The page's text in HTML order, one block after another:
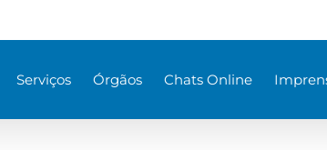
Serviços Órgãos Chats Online